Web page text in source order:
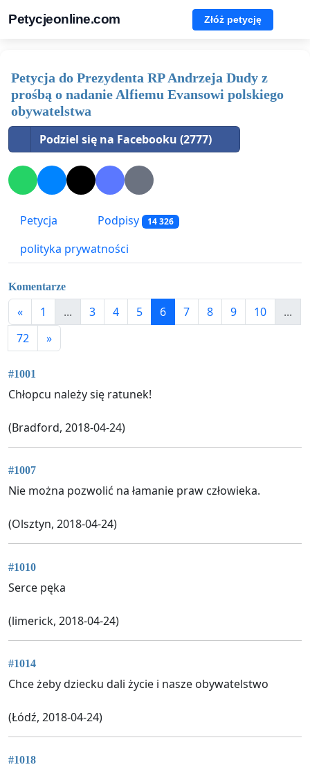
Petycjeonline.com Złóż petycję
Petycja do Prezydenta RP Andrzeja Dudy z
prośbą o nadanie Alfiemu Evansowi polskiego
obywatelstwa
Podziel się na Facebooku (2777)
Petycja Podpisy 14 326
polityka prywatności
Komentarze
« 1 ... 3 4 5 6 7 8 9 10
...
72
»
#1001
Chłopcu należy się ratunek!
(Bradford, 2018-04-24)
#1007
Nie można pozwolić na łamanie praw człowieka.
(Olsztyn, 2018-04-24)
#1010
Serce pęka
(limerick, 2018-04-24)
#1014
Chce żeby dziecku dali życie i nasze obywatelstwo
(Łódź, 2018-04-24)
#1018